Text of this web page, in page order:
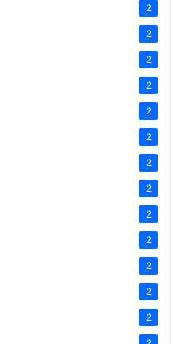
2
2
2
2
2
2
2
2
2
2
2
2
2